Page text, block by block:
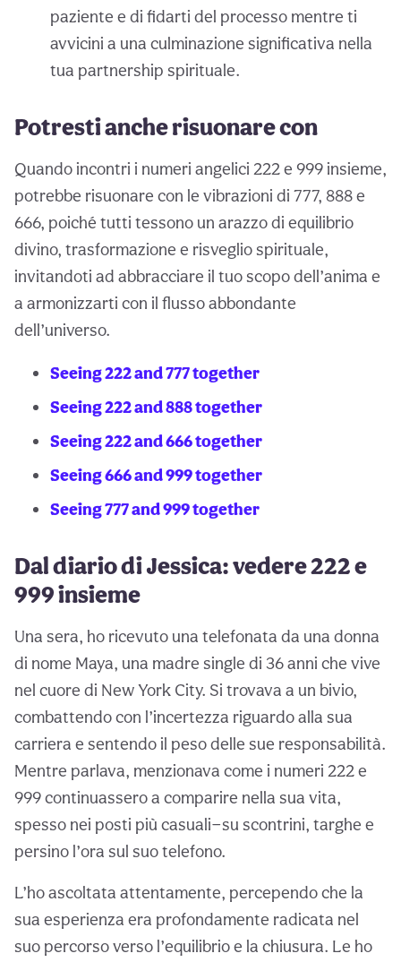
paziente e di fidarti del processo mentre ti
avvicini a una culminazione significativa nella
tua partnership spirituale.
Potresti anche risuonare con
Quando incontri i numeri angelici 222 e 999 insieme,
potrebbe risuonare con le vibrazioni di 777, 888 e
666, poiché tutti tessono un arazzo di equilibrio
divino, trasformazione e risveglio spirituale,
invitandoti ad abbracciare il tuo scopo dell’anima e
a armonizzarti con il flusso abbondante
dell’universo.
Seeing 222 and 777 together
Seeing 222 and 888 together
Seeing 222 and 666 together
Seeing 666 and 999 together
Seeing 777 and 999 together
Dal diario di Jessica: vedere 222 e
999 insieme
Una sera, ho ricevuto una telefonata da una donna
di nome Maya, una madre single di 36 anni che vive
nel cuore di New York City. Si trovava a un bivio,
combattendo con l’incertezza riguardo alla sua
carriera e sentendo il peso delle sue responsabilità.
Mentre parlava, menzionava come i numeri 222 e
999 continuassero a comparire nella sua vita,
spesso nei posti più casuali—su scontrini, targhe e
persino l’ora sul suo telefono.
L’ho ascoltata attentamente, percependo che la
sua esperienza era profondamente radicata nel
suo percorso verso l’equilibrio e la chiusura. Le ho